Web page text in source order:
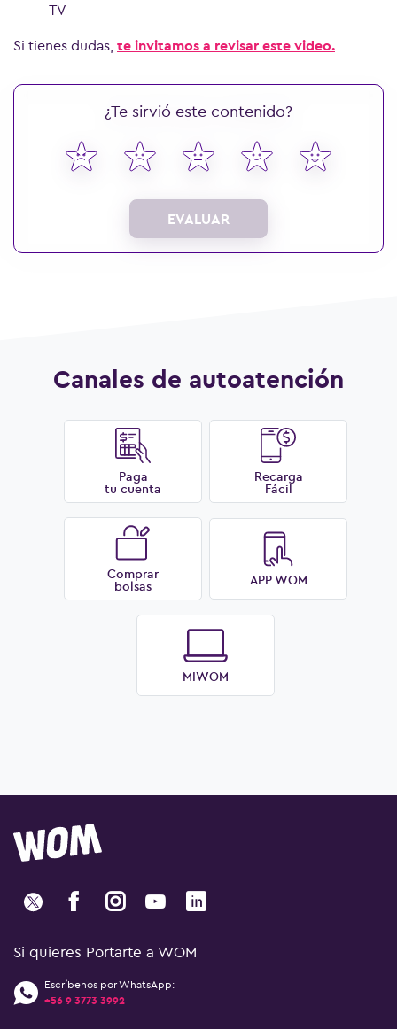
TV
Si tienes dudas, te invitamos a revisar este video.
¿Te sirvió este contenido?
EVALUAR
Canales de autoatención
Paga
tu cuenta
Recarga
Fácil
Comprar
bolsas APP WOM
MIWOM
Si quieres Portarte a WOM
Escríbenos por WhatsApp:
+56 9 3773 3992